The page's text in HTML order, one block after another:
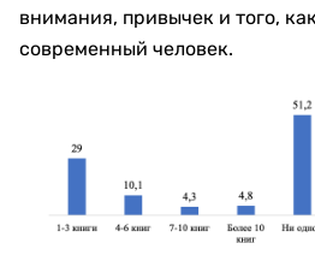
внимания, привычек и того,
современный человек.